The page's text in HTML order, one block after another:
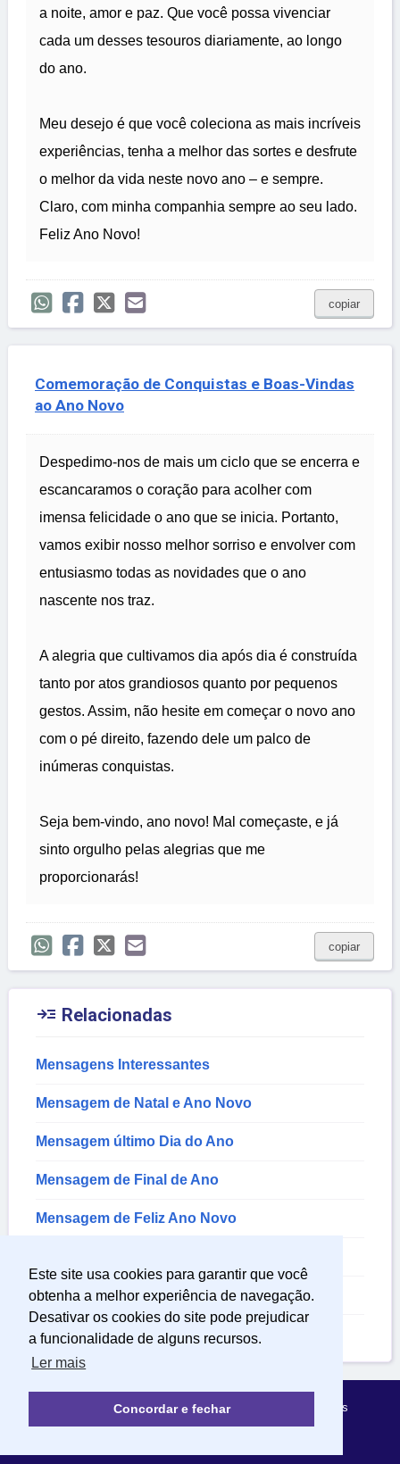
Este site usa cookies para garantir que você
obtenha a melhor experiência de navegação.
Desativar os cookies do site pode prejudicar
a funcionalidade de alguns recursos.
Ler mais
Concordar e fechar
a noite, amor e paz. Que você possa vivenciar
cada um desses tesouros diariamente, ao longo
do ano.
Meu desejo é que você coleciona as mais incríveis
experiências, tenha a melhor das sortes e desfrute
o melhor da vida neste novo ano – e sempre.
Claro, com minha companhia sempre ao seu lado.
Feliz Ano Novo!
copiar
Comemoração de Conquistas e Boas-Vindas
ao Ano Novo
Despedimo-nos de mais um ciclo que se encerra e
escancaramos o coração para acolher com
imensa felicidade o ano que se inicia. Portanto,
vamos exibir nosso melhor sorriso e envolver com
entusiasmo todas as novidades que o ano
nascente nos traz.
A alegria que cultivamos dia após dia é construída
tanto por atos grandiosos quanto por pequenos
gestos. Assim, não hesite em começar o novo ano
com o pé direito, fazendo dele um palco de
inúmeras conquistas.
Seja bem-vindo, ano novo! Mal começaste, e já
sinto orgulho pelas alegrias que me
proporcionarás!
copiar
 Relacionadas
Mensagens Interessantes
Mensagem de Natal e Ano Novo
Mensagem último Dia do Ano
Mensagem de Final de Ano
Mensagem de Feliz Ano Novo
Mensagem de Ano Novo
Mensagens de Tchau
Política de Privacidade Sobre Mensagens Mágicas